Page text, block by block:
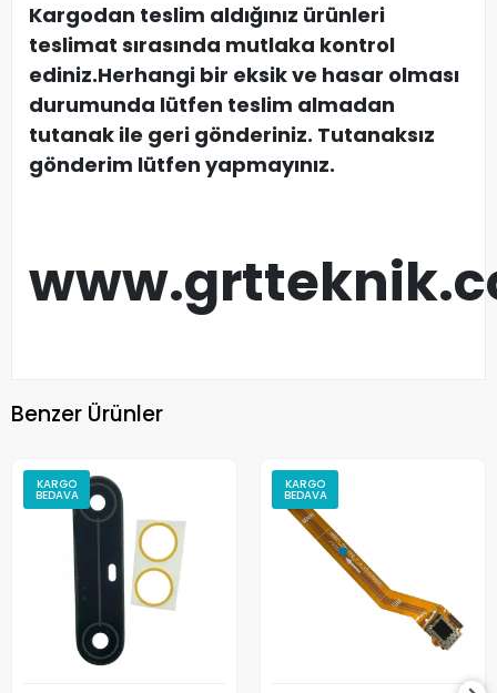
Kargodan teslim aldığınız ürünleri
teslimat sırasında mutlaka kontrol
ediniz.Herhangi bir eksik ve hasar olması
durumunda lütfen teslim almadan
tutanak ile geri gönderiniz. Tutanaksız
gönderim lütfen yapmayınız.
Benzer Ürünler
KARGO
BEDAVA
KARGO
BEDAVA